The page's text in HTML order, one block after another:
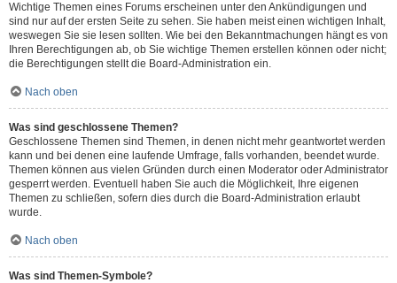
Wichtige Themen eines Forums erscheinen unter den Ankündigungen und
sind nur auf der ersten Seite zu sehen. Sie haben meist einen wichtigen Inhalt,
weswegen Sie sie lesen sollten. Wie bei den Bekanntmachungen hängt es von
Ihren Berechtigungen ab, ob Sie wichtige Themen erstellen können oder nicht;
die Berechtigungen stellt die Board-Administration ein.
Nach oben
Was sind geschlossene Themen?
Geschlossene Themen sind Themen, in denen nicht mehr geantwortet werden
kann und bei denen eine laufende Umfrage, falls vorhanden, beendet wurde.
Themen können aus vielen Gründen durch einen Moderator oder Administrator
gesperrt werden. Eventuell haben Sie auch die Möglichkeit, Ihre eigenen
Themen zu schließen, sofern dies durch die Board-Administration erlaubt
wurde.
Nach oben
Was sind Themen-Symbole?